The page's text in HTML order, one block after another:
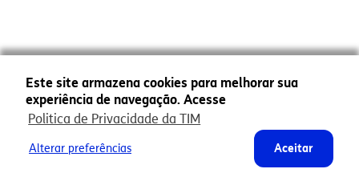
Este site armazena cookies para melhorar sua
experiência de navegação. Acesse
Politica de Privacidade da TIM
Aceitar
Alterar preferências